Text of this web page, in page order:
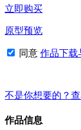
立即购买
原型预览
同意 作品下载
不是你想要的？
作品信息